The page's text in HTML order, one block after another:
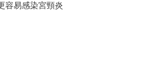
容易感染宮頸炎